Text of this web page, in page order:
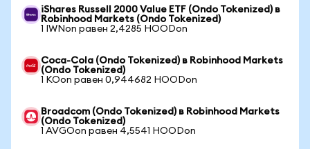
iShares Russell 2000 Value ETF (Ondo Tokenized) в
Robinhood Markets (Ondo Tokenized)
1 IWNon равен 2,4285 HOODon
Coca-Cola (Ondo Tokenized) в Robinhood Markets
(Ondo Tokenized)
1 KOon равен 0,944682 HOODon
Broadcom (Ondo Tokenized) в Robinhood Markets
(Ondo Tokenized)
1 AVGOon равен 4,5541 HOODon